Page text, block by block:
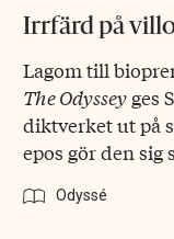
Irrfärd på
Lagom till
The Odyssey ges
diktverket ut på
epos gör den
Odyssé